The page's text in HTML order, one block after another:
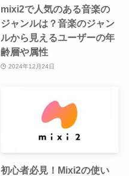
mixi2で人気のある音楽の
ジャンルは？音楽のジャン
ルから見えるユーザーの年
齢層や属性
2024年12月24日
初心者必見！Mixi2の使い